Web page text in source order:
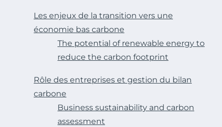
Les enjeux de la transition vers une
économie bas carbone
The potential of renewable energy to
reduce the carbon footprint
Rôle des entreprises et gestion du bilan
carbone
Business sustainability and carbon
assessment